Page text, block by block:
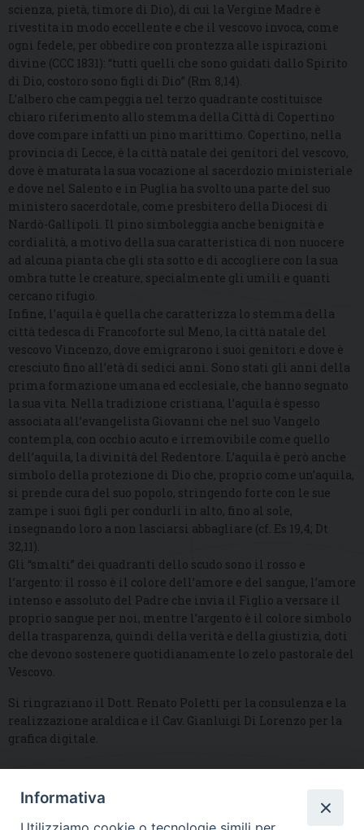
scienza, pietà, timore di Dio), di cui la Vergine Madre è
rivestita in modo eccellente e che il vescovo invoca, come
ogni fedele, per obbedire con prontezza alle ispirazioni
divine (CCC 1831): “tutti quelli che sono guidati dallo Spirito
di Dio, costoro sono figli di Dio” (Rm 8,14).
L’albero che campeggia nel terzo quadrante costituisce
chiaro riferimento allo stemma della Città di Copertino
dove compare infatti un pino marittimo. Copertino, nella
provincia di Lecce, è la città natale dei genitori del vescovo,
dove è maturata la sua vocazione al sacerdozio ministeriale
e dove nel Salento e in Puglia ha svolto una parte del suo
ministero sacerdotale, come presbitero della Diocesi di
Nardò-Gallipoli. Il pino simboleggia anche benignità e
cordialità, a motivo della sua caratteristica di non nuocere
ad alcuna pianta che gli sta sotto e di accogliere con la sua
ombra tutte le creature, specialmente gli umili e quanti
cercano rifugio.
Infine, l’aquila è quella che caratterizza lo stemma della
città tedesca di Francoforte sul Meno, la città natale del
vescovo Vincenzo, dove emigrarono i suoi genitori e dove è
cresciuto fino all’età di sedici anni. Sono stati gli anni della
prima formazione umana ed ecclesiale, che hanno segnato
la sua vita. Nella tradizione cristiana, l’aquila è spesso
associata all’evangelista Giovanni che nel suo Vangelo
contempla, con occhio acuto e irremovibile come quello
dell’aquila, la divinità del Redentore. L’aquila è però anche
simbolo della protezione di Dio che, proprio come un’aquila,
si prende cura del suo popolo, stringendo forte con le sue
zampe i suoi figli per condurli in alto, fino al sole,
insegnando loro a non lasciarsi abbagliare (cf. Es 19,4; Dt
32,11).
Gli “smalti” dei quadranti dello scudo sono il rosso e
l’argento: il rosso è il colore dell’amore e del sangue, l’amore
intenso e assoluto del Padre che invia il Figlio a versare il
proprio sangue per noi, mentre l’argento è il colore simbolo
della trasparenza, quindi della verità e della giustizia, doti
che devono sostenere quotidianamente lo zelo pastorale del
Vescovo.
Si ringraziano il Dott. Renato Poletti per la consulenza e la
realizzazione araldica e il Cav. Gianluigi Di Lorenzo per la
grafica digitale.
DIOCESI SUBURBICARIA DI ALBANO
Informativa